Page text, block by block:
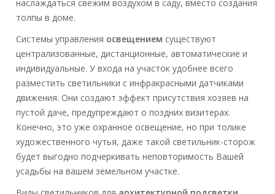
наслаждаться свежим воздухом в саду, вместо создания
толпы в доме.
Системы управления освещением существуют
централизованные, дистанционные, автоматические и
индивидуальные. У входа на участок удобнее всего
разместить светильники с инфракрасными датчиками
движения. Они создают эффект присутствия хозяев на
пустой даче, предупреждают о поздних визитерах.
Конечно, это уже охранное освещение, но при толике
художественного чутья, даже такой светильник-сторож
будет выгодно подчеркивать неповторимость Вашей
усадьбы на вашем земельном участке.